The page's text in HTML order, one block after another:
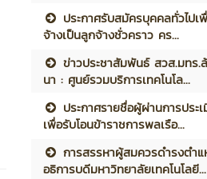
ประกาศรับสมัครบุคคลทั่วไปเ
จ้างเป็นลูกจ้างชั่วคราว คร...
ข่าวประชาสัมพันธ์ สวส.มทร.
นา : ศูนย์รวมบริการเทคโนโล...
ประกาศรายชื่อผู้ผ่านการประ
เพื่อรับโอนข้าราชการพลเรือ...
การสรรหาผู้สมควรดำรงตำ
อธิการบดีมหาวิทยาลัยเทคโนโลยี...